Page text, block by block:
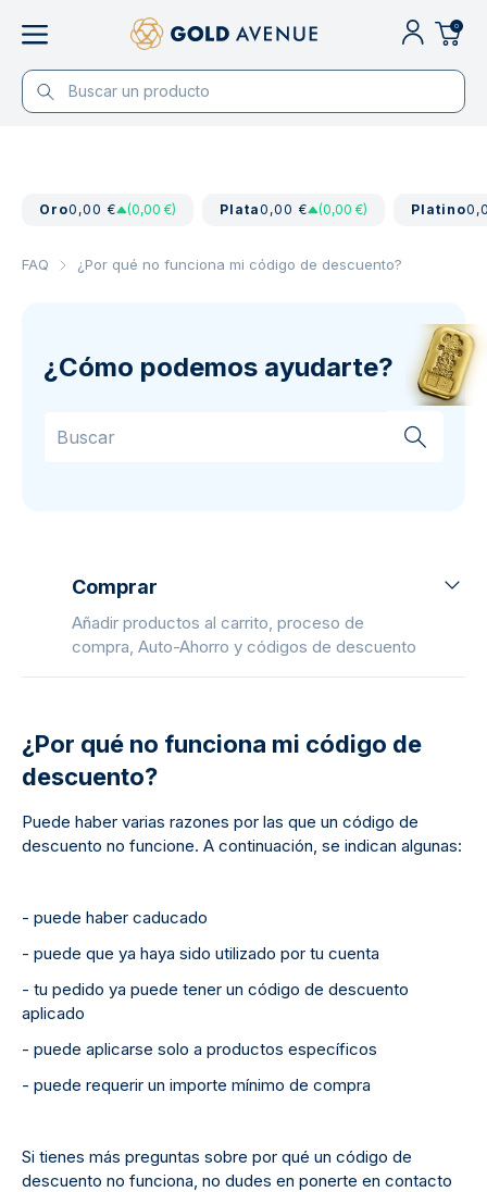
0
Oro0,00 € (0,00 €) Plata0,00 € (0,00 €) Platino
FAQ ¿Por qué no funciona mi código de descuento?
¿Cómo podemos ayudarte?
Comprar
Añadir productos al carrito, proceso de
compra, Auto-Ahorro y códigos de descuento
¿Por qué no funciona mi código de
descuento?
Puede haber varias razones por las que un código de
descuento no funcione. A continuación, se indican algunas:
- puede haber caducado
- puede que ya haya sido utilizado por tu cuenta
- tu pedido ya puede tener un código de descuento
aplicado
- puede aplicarse solo a productos específicos
- puede requerir un importe mínimo de compra
Si tienes más preguntas sobre por qué un código de
descuento no funciona, no dudes en ponerte en contacto